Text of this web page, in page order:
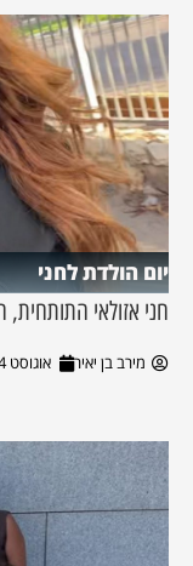
יום הולדת לחני
חני אזולאי
מירב בן יאיר אוגוסט 4, 2026